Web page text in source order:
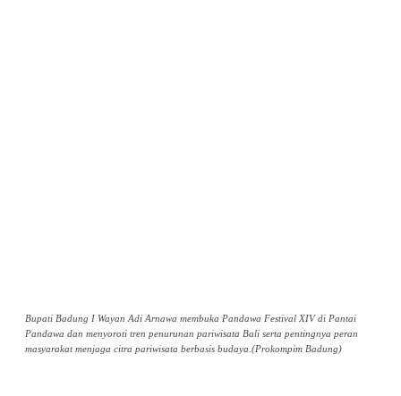
Bupati Badung I Wayan Adi Arnawa membuka Pandawa Festival XIV di Pantai
Pandawa dan menyoroti tren penurunan pariwisata Bali serta pentingnya peran
masyarakat menjaga citra pariwisata berbasis budaya.(Prokompim Badung)